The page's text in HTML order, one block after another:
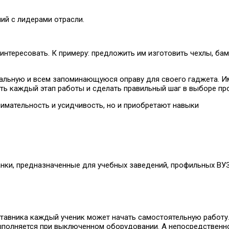
с лидерами отрасли.
К примеру: предложить им изготовить чехлы,
и всем запоминающуюся оправу для своего гаджета.
каждый этап работы и сделать правильный шаг в выборе
и усидчивость, но и приобретают навыки
предназначенные для учебных заведений, профильных
каждый ученик может начать самостоятельную работу.
при выключенном оборудовании. А